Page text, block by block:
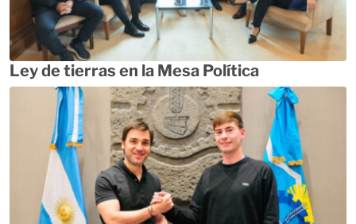
Ley de tierras en la Mesa Política